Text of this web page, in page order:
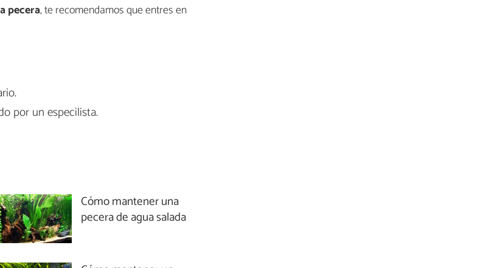
pecera, te recomendamos que entres en
por un especilista.
Cómo mantener una
pecera de agua salada